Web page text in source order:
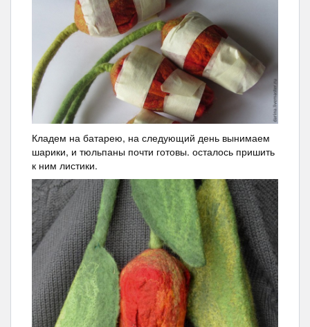
Кладем на батарею, на следующий день вынимаем
шарики, и тюльпаны почти готовы. осталось пришить
к ним листики.